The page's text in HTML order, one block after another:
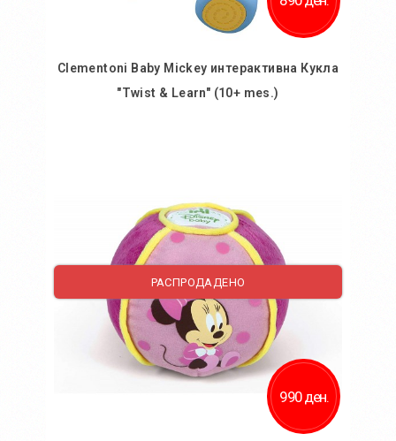
Clementoni Baby Mickey интерактивна Кукла
"Twist & Learn" (10+ mes.)
Додај за споредба
РАСПРОДАДЕНО
990 ден.